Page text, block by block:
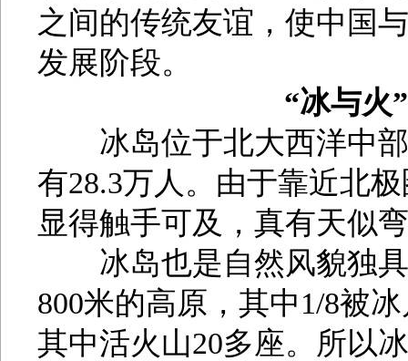
之间的传统友谊，使中国
发展阶段。
“冰与火
冰岛位于北大西洋中部
有28.3万人。由于靠近北
显得触手可及，真有天似
冰岛也是自然风貌独具
800米的高原，其中1/8被
其中活火山20多座。所以